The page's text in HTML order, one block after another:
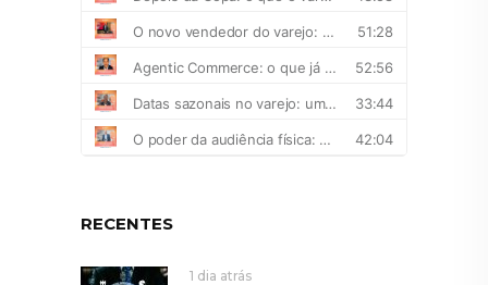
RECENTES
1 dia atrás